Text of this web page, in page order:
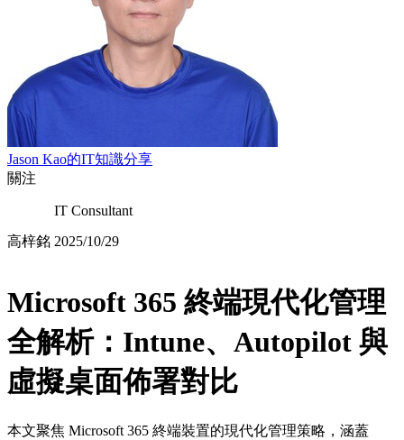
Jason Kao的IT知識分享
關注
高梓銘
IT Consultant
2025/10/29
Microsoft 365 終端現代化管理
全解析：Intune、Autopilot 與
虛擬桌面佈署對比
本文聚焦 Microsoft 365 終端裝置的現代化管理策略，涵蓋